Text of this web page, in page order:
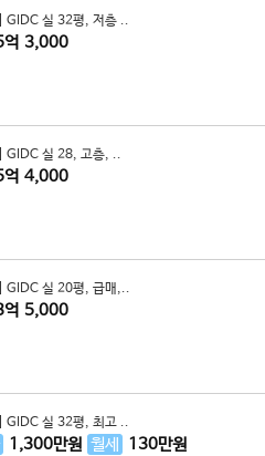
GIDC 실 32평, 저층 ..
억 3,000
GIDC 실 28, 고층, ..
억 4,000
GIDC 실 20평, 급매,..
억 5,000
GIDC 실 32평, 최고 ..
1,300만원 월세 130만원